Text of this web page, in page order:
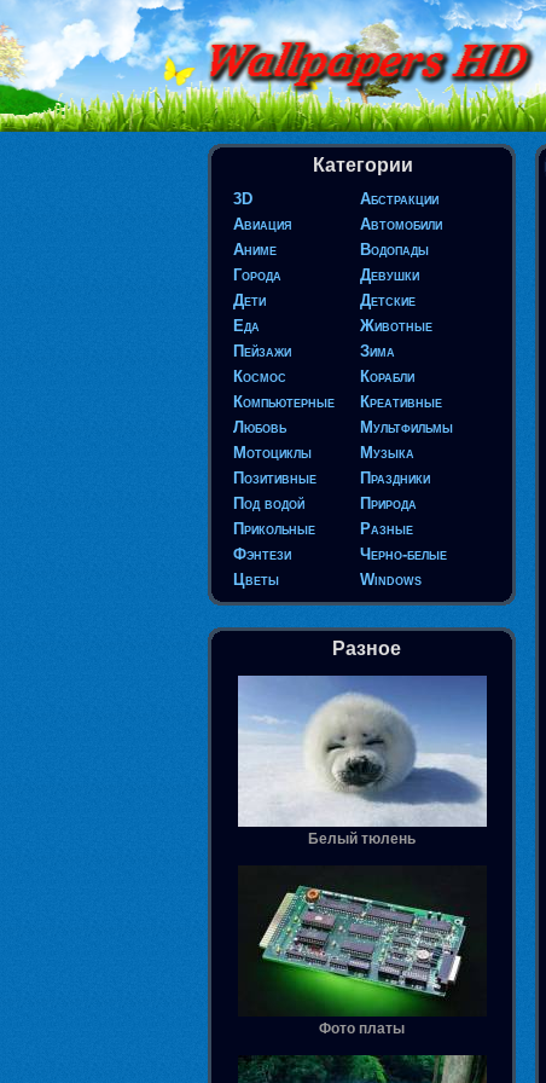
Категории
3D
Абстракции
Авиация
Автомобили
Аниме
Водопады
Города
Девушки
Дети
Детские
Еда
Животные
Пейзажи
Зима
Космос
Корабли
Компьютерные
Креативные
Любовь
Мультфильмы
Мотоциклы
Музыка
Позитивные
Праздники
Под водой
Природа
Прикольные
Разные
Фэнтези
Черно-белые
Цветы
Windows
Разное
Белый тюлень
Фото платы